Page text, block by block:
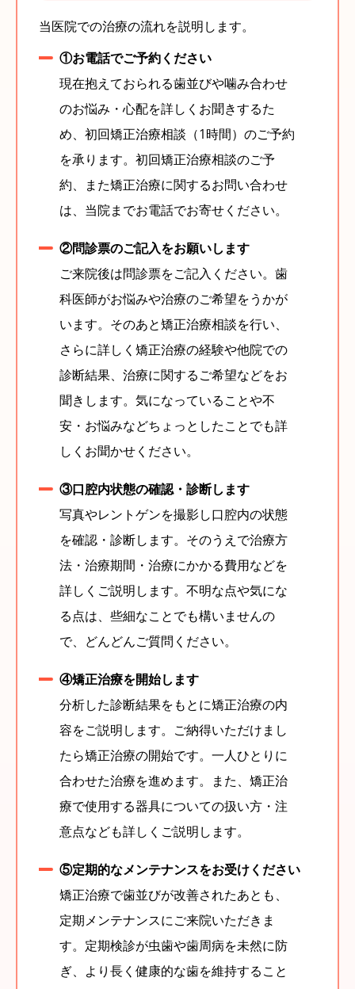
当医院での治療の流れを説明します。
①お電話でご予約ください
現在抱えておられる歯並びや噛み合わせ
のお悩み・心配を詳しくお聞きするた
め、初回矯正治療相談（1時間）のご予約
を承ります。初回矯正治療相談のご予
約、また矯正治療に関するお問い合わせ
は、当院までお電話でお寄せください。
②問診票のご記入をお願いします
ご来院後は問診票をご記入ください。歯
科医師がお悩みや治療のご希望をうかが
います。そのあと矯正治療相談を行い、
さらに詳しく矯正治療の経験や他院での
診断結果、治療に関するご希望などをお
聞きします。気になっていることや不
安・お悩みなどちょっとしたことでも詳
しくお聞かせください。
③口腔内状態の確認・診断します
写真やレントゲンを撮影し口腔内の状態
を確認・診断します。そのうえで治療方
法・治療期間・治療にかかる費用などを
詳しくご説明します。不明な点や気にな
る点は、些細なことでも構いませんの
で、どんどんご質問ください。
④矯正治療を開始します
分析した診断結果をもとに矯正治療の内
容をご説明します。ご納得いただけまし
たら矯正治療の開始です。一人ひとりに
合わせた治療を進めます。また、矯正治
療で使用する器具についての扱い方・注
意点なども詳しくご説明します。
⑤定期的なメンテナンスをお受けください
矯正治療で歯並びが改善されたあとも、
定期メンテナンスにご来院いただきま
す。定期検診が虫歯や歯周病を未然に防
ぎ、より長く健康的な歯を維持すること